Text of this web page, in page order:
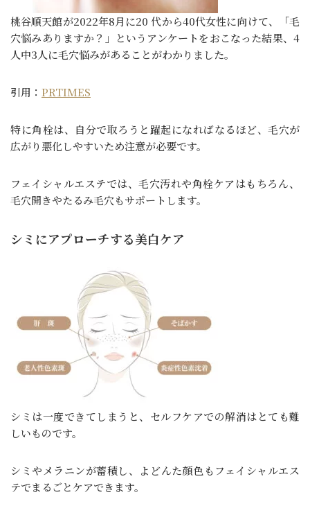
桃谷順天館が2022年8月に20 代から40代女性に向けて、「毛
穴悩みありますか？」というアンケートをおこなった結果、4
人中3人に毛穴悩みがあることがわかりました。
引用： PRTIMES
特に角栓は、自分で取ろうと躍起になればなるほど、毛穴が
広がり悪化しやすいため注意が必要です。
フェイシャルエステでは、毛穴汚れや角栓ケアはもちろん、
毛穴開きやたるみ毛穴もサポートします。
シミにアプローチする美白ケア
シミは一度できてしまうと、セルフケアでの解消はとても難
しいものです。
シミやメラニンが蓄積し、よどんた顔色もフェイシャルエス
テでまるごとケアできます。